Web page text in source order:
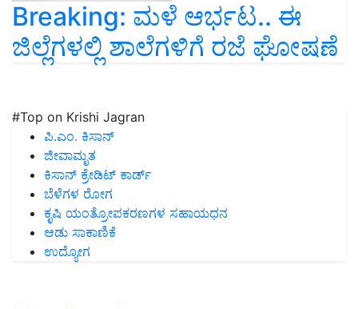
Breaking: ಮಳೆ ಆರ್ಭಟ.. ಈ
ಜಿಲ್ಲೆಗಳಲ್ಲಿ ಶಾಲೆಗಳಿಗೆ ರಜೆ ಘೋಷಣೆ
#Top on Krishi Jagran
ಪಿ.ಎಂ. ಕಿಸಾನ್
ಜೀವಾಮೃತ
ಕಿಸಾನ್ ಕ್ರೇಡಿಟ್ ಕಾರ್ಡ್
ಬೆಳೆಗಳ ರೋಗ
ಕೃಷಿ ಯಂತ್ರೋಪಕರಣಗಳ ಸಹಾಯಧನ
ಆಡು ಸಾಕಾಣಿಕೆ
ಉದ್ಯೋಗ